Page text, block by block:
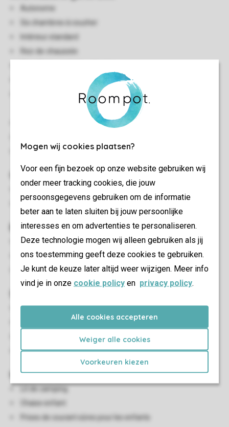
Mogen wij cookies plaatsen?
Voor een fijn bezoek op onze website gebruiken wij
onder meer tracking cookies, die jouw
persoonsgegevens gebruiken om de informatie
beter aan te laten sluiten bij jouw persoonlijke
interesses en om advertenties te personaliseren.
Deze technologie mogen wij alleen gebruiken als jij
ons toestemming geeft deze cookies te gebruiken.
Je kunt de keuze later altijd weer wijzigen. Meer info
vind je in onze cookie policy en privacy policy.
Alle cookies accepteren
Weiger alle cookies
Voorkeuren kiezen
Autonome
Six chambres à coucher
Intérieur standard
Rez-de-chaussée
Sommige accommodaties beschikken over enkele
traptreden in de woonkamer
Deux animaux acceptés
Chambre(s) à coucher
Six chambres à coucher avec deux lits
Lits avec couettes et coussins
Extérieur
Terrasse couverte
Parasol
Stationnement près du logement
Coin salon
HDMI-aansluiting
Infrastructures pour enfants
Chaise enfant
Prises de courant sûres pour les enfants